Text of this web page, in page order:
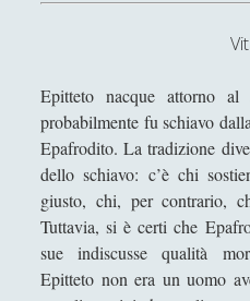
Epicuro - Vita e opere
Epitteto - Vita e Opere
Eraclito - Vita e opere
Eresie cristiane e scuole di
antico
Eros: Il Demone Mediatore
Epitteto nacque attorno
probabilmente fu schiavo
Epafrodito. La tradizione
dello schiavo: c’è chi
giusto, chi, per contrario,
Tuttavia, si è certi che
sue indiscusse qualità
Epitteto non era un uomo